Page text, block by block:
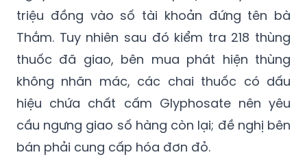
triệu đồng vào số tài khoản đứng tên bà
Thắm. Tuy nhiên sau đó kiểm tra 218 thùng
thuốc đã giao, bên mua phát hiện thùng
không nhãn mác, các chai thuốc có dấu
hiệu chứa chất cấm Glyphosate nên yêu
cầu ngưng giao số hàng còn lại; đề nghị bên
bán phải cung cấp hóa đơn đỏ.